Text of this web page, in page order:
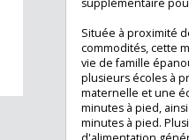
Profitez
40 m² et d'un
parfaits pour
plein air. Le
supplémentaire
Située à
commodités,